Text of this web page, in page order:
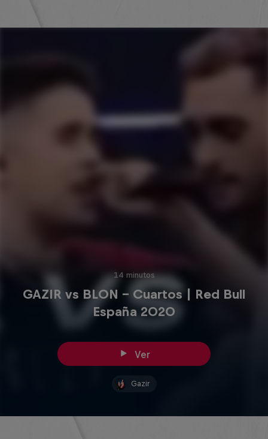
14 minutos
GAZIR vs BLON - Cuartos | Red Bull
España 2020
Ver
Gazir